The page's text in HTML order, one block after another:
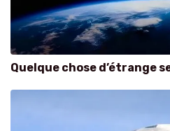
Quelque chose d’étrange